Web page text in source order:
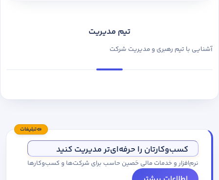
تیم مدیریت
آشنایی با تیم رهبری و مدیریت شرکت
تبلیغات
کسب‌وکارتان را حرفه‌ای‌تر مدیریت کنید
نرم‌افزار و خدمات مالی حَصین حاسب برای شرکت‌ها و کسب‌وکارها